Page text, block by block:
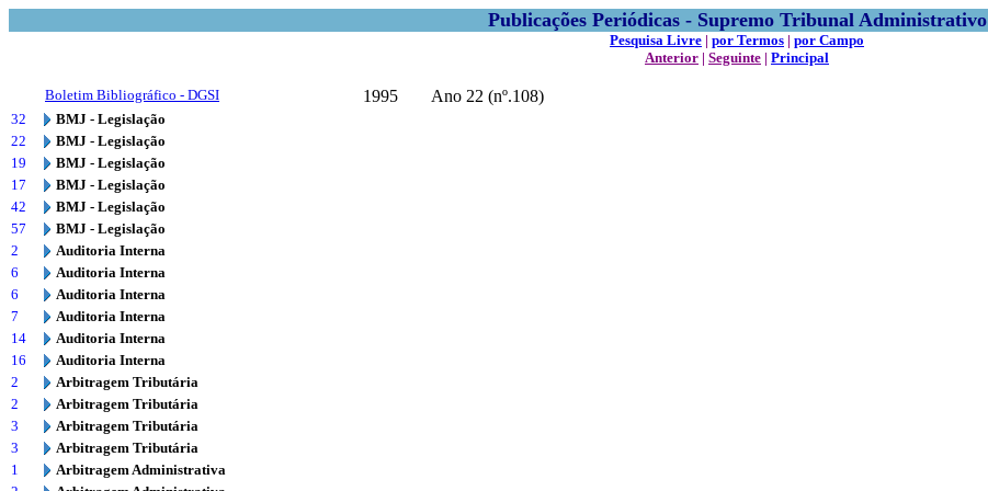
Publicações Periódicas - Supremo Tribunal Administrativo
Pesquisa Livre | por Termos | por Campo
Anterior | Seguinte | Principal
Boletim Bibliográfico - DGSI
1995 Ano 22 (nº.108)
32
BMJ - Legislação
22
BMJ - Legislação
19
BMJ - Legislação
17
BMJ - Legislação
42
BMJ - Legislação
57
BMJ - Legislação
2
Auditoria Interna
6
Auditoria Interna
6
Auditoria Interna
7
Auditoria Interna
14
Auditoria Interna
16
Auditoria Interna
2
Arbitragem Tributária
2
Arbitragem Tributária
3
Arbitragem Tributária
3
Arbitragem Tributária
1
Arbitragem Administrativa